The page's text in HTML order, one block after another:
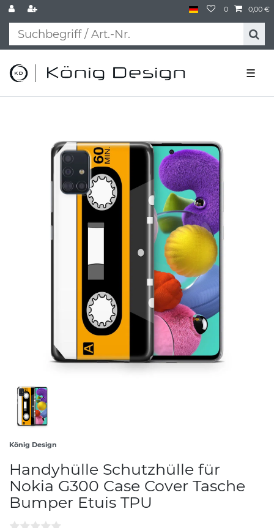
0 0,00 €
☰
König Design
Handyhülle Schutzhülle für
Nokia G300 Case Cover Tasche
Bumper Etuis TPU